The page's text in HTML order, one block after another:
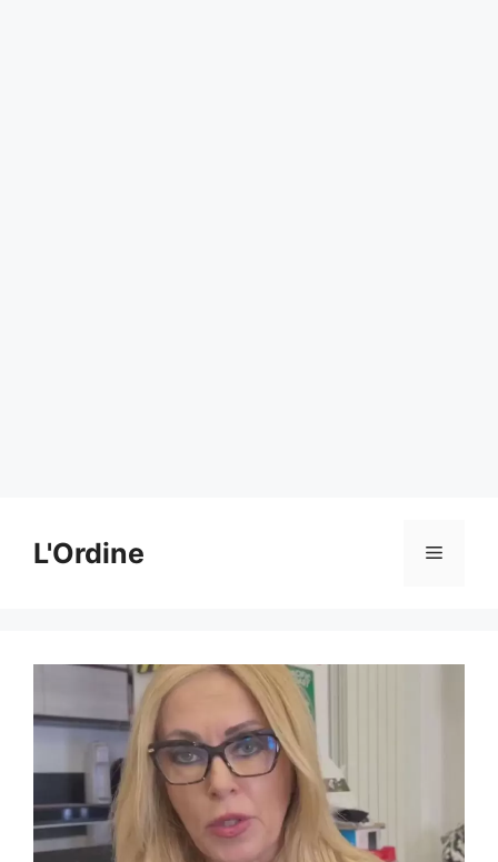
contenuto
L'Ordine Menu